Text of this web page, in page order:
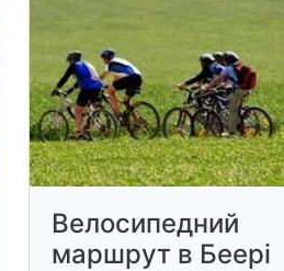
Велосипедний
маршрут в Беері